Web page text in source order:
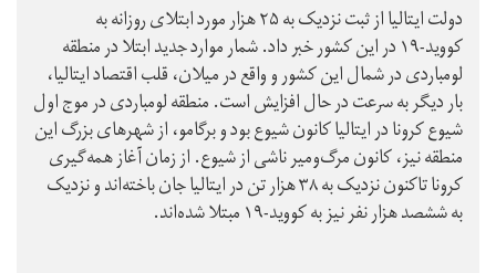
دولت ایتالیا از ثبت نزدیک به ۲۵ هزار مورد ابتلای روزانه به
کووید-۱۹ در این کشور خبر داد. شمار موارد جدید ابتلا در منطقه
لومباردی در شمال این کشور و واقع در میلان، قلب اقتصاد ایتالیا،
بار دیگر به سرعت در حال افزایش است. منطقه لومباردی در موج اول
شیوع کرونا در ایتالیا کانون شیوع بود و برگامو، از شهرهای بزرگ این
منطقه نیز، کانون مرگ‌ومیر ناشی از شیوع. از زمان آغاز همه‌گیری
کرونا تاکنون نزدیک به ۳۸ هزار تن در ایتالیا جان باخته‌اند و نزدیک
به ششصد هزار نفر نیز به کووید-۱۹ مبتلا شده‌اند.